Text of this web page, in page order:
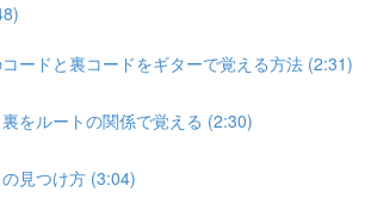
ードと裏コードをギターで覚える方法 (2:31)
をルートの関係で覚える (2:30)
見つけ方 (3:04)